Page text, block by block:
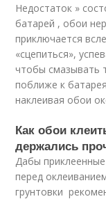
Недостаток »
батарей , обои
приключается
«сцепиться»,
чтобы смазывать
поближе к
наклеивая обои
Как обои
держались
Дабы
перед
грунтовки